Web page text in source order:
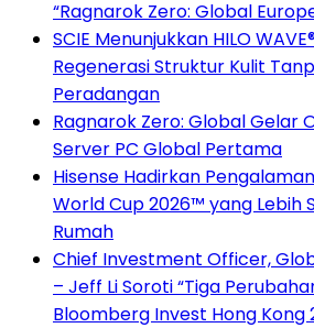
“Ragnarok Zero: Global
SCIE Menunjukkan HILO
Regenerasi Struktur Kulit
Peradangan
Ragnarok Zero: Global Gelar
Server PC Global Pertama
Hisense Hadirkan
World Cup 2026™ yang Lebih
Rumah
Chief Investment Officer,
– Jeff Li Soroti “Tiga
Bloomberg Invest Hong Kong